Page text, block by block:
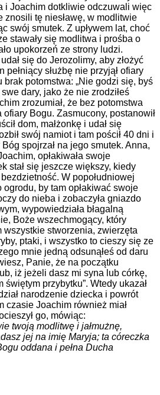
i Joachim dotkliwie odczuwali więc
znosili tę niesławę, w modlitwie
swój smutek. Z upływem lat, choć
stawały się modlitwa i prośba o
upokorzeń ze strony ludzi.
się do Jerozolimy, aby złożyć
pełniący służbę nie przyjął ofiary
potomstwa: „Nie godzi się, byś
dary, jako że nie zrodziłeś
zrozumiał, że bez potomstwa
ofiary Bogu. Zasmucony, postanowił
dom, małżonkę i udał się
swój namiot i tam pościł 40 dni i
spojrzał na jego smutek. Anna,
opłakiwała swoje
stał się jeszcze większy, kiedy
W popołudniowej
ogrodu, by tam opłakiwać swoje
do nieba i zobaczyła gniazdo
wypowiedziała błagalną
Boże wszechmogący, który
wszystkie stworzenia, zwierzęta
ptaki, i wszystko to cieszy się ze
mnie jedną odsunąłeś od daru
Panie, że na początku
iż jeżeli dasz mi syna lub córkę,
świętym przybytku”. Wtedy ukazał
narodzenie dziecka i powrót
czasie Joachim również miał
go, mówiąc:
twoją modlitwę i jałmużnę,
jej na imię Maryja; ta córeczka
oddana i pełna Ducha